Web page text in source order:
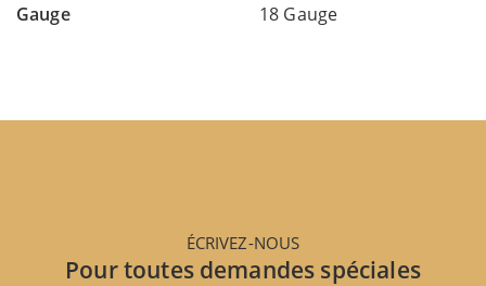
Gauge 18 Gauge
ÉCRIVEZ-NOUS
Pour toutes demandes spéciales